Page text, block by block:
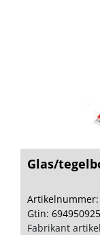
Glas/
Artikelnummer:
Gtin:
Fabrikant